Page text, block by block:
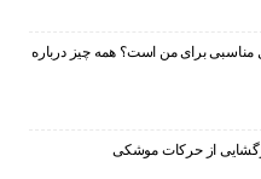
مناسبی برای من است؟ همه چیز درباره
از حرکات موشکی